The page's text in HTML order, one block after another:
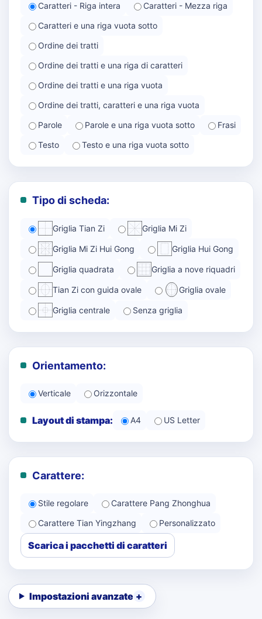
Caratteri - Riga intera
Caratteri - Mezza riga
Caratteri e una riga vuota sotto
Ordine dei tratti
Ordine dei tratti e una riga di caratteri
Ordine dei tratti e una riga vuota
Ordine dei tratti, caratteri e una riga vuota
Parole
Parole e una riga vuota sotto
Frasi
Testo
Testo e una riga vuota sotto
Tipo di scheda:
Griglia Tian Zi Griglia Mi Zi
Griglia Mi Zi Hui Gong Griglia Hui Gong
Griglia quadrata Griglia a nove riquadri
Tian Zi con guida ovale Griglia ovale
Griglia centrale Senza griglia
Orientamento:
Verticale Orizzontale
Layout di stampa: A4 US Letter
Carattere:
Stile regolare
Carattere Pang Zhonghua
Carattere Tian Yingzhang
Personalizzato
Scarica i pacchetti di caratteri
Impostazioni avanzate